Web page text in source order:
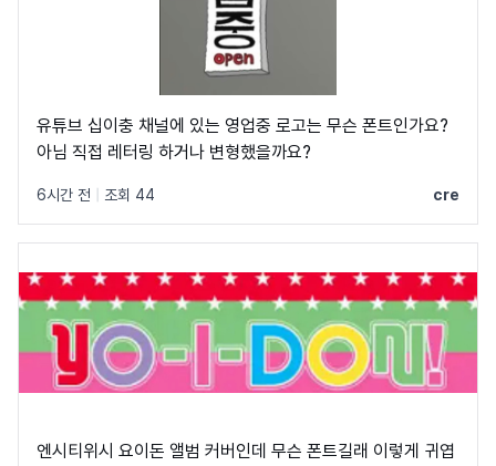
유튜브 십이충 채널에 있는 영업중 로고는 무슨 폰트인가요?
아님 직접 레터링 하거나 변형했을까요?
6시간 전 조회 44 cre
엔시티위시 요이돈 앨범 커버인데 무슨 폰트길래 이렇게 귀엽